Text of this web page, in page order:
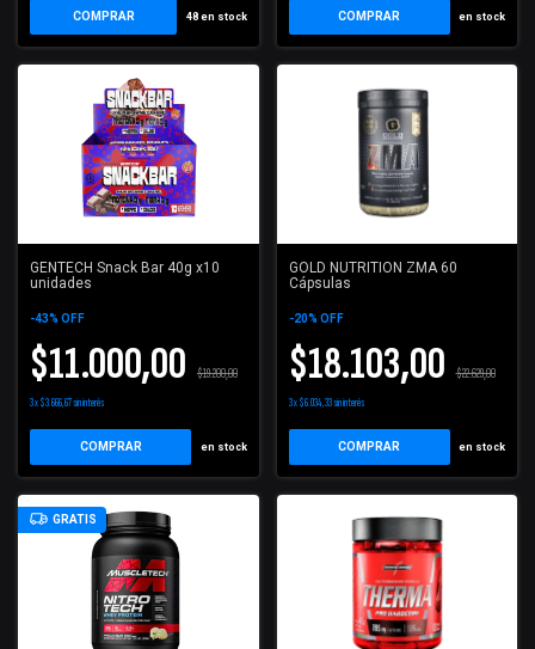
COMPRAR 48en stock COMPRAR en stock
GENTECH Snack Bar 40g x10
unidades
-43% OFF
$11.000,00 $19.200,00
3x$3.666,67sin interés
COMPRAR en stock
GOLD NUTRITION ZMA 60
Cápsulas
-20% OFF
$18.103,00 $22.629,00
3x$6.034,33sin interés
en stock
GRATIS